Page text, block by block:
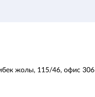
жолы, 115/46, офис 306